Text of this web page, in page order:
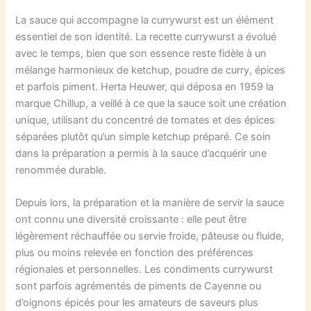
La sauce qui accompagne la currywurst est un élément
essentiel de son identité. La recette currywurst a évolué
avec le temps, bien que son essence reste fidèle à un
mélange harmonieux de ketchup, poudre de curry, épices
et parfois piment. Herta Heuwer, qui déposa en 1959 la
marque Chillup, a veillé à ce que la sauce soit une création
unique, utilisant du concentré de tomates et des épices
séparées plutôt qu’un simple ketchup préparé. Ce soin
dans la préparation a permis à la sauce d’acquérir une
renommée durable.
Depuis lors, la préparation et la manière de servir la sauce
ont connu une diversité croissante : elle peut être
légèrement réchauffée ou servie froide, pâteuse ou fluide,
plus ou moins relevée en fonction des préférences
régionales et personnelles. Les condiments currywurst
sont parfois agrémentés de piments de Cayenne ou
d’oignons épicés pour les amateurs de saveurs plus